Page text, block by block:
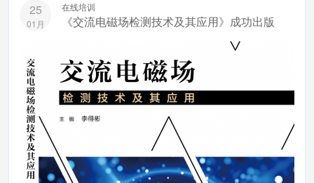
25
01月
在线培训
《交流电磁场检测技术及其应用》成功出版